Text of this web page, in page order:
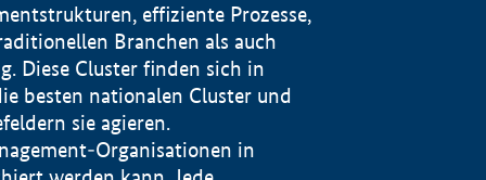
effiziente Prozesse,
Branchen als auch
Diese Cluster finden sich in
besten nationalen Cluster und
sie agieren.
Organisationen in